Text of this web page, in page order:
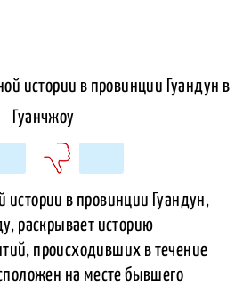
истории в провинции Гуандун,
раскрывает историю
происходивших в течение
на месте бывшего